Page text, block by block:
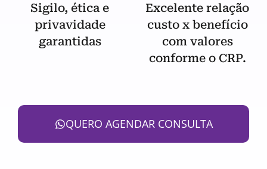
Sigilo, ética e
privavidade
garantidas
Excelente relação
custo x benefício
com valores
conforme o CRP.
QUERO AGENDAR CONSULTA